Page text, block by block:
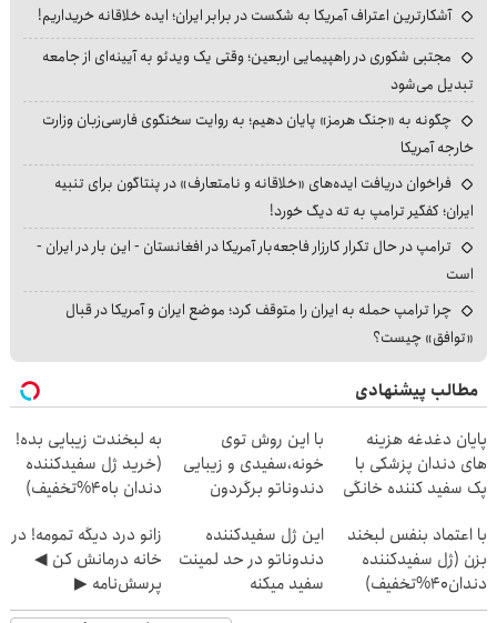
آشکارترین اعتراف آمریکا به شکست در برابر ایران؛ ایده خلاقانه خریداریم!
مجتبی شکوری در راهپیمایی اربعین؛ وقتی یک ویدئو به آیینه‌ای از جامعه
تبدیل می‌شود
چگونه به «جنگ هرمز» پایان دهیم؛ به روایت سخنگوی فارسی‌زبان وزارت
خارجه آمریکا
فراخوان دریافت ایده‌های «خلاقانه و نامتعارف» در پنتاگون برای تنبیه
ایران؛ کفگیر ترامپ به ته دیگ خورد!
ترامپ در حال تکرار کارزار فاجعه‌بار آمریکا در افغانستان - این بار در ایران -
است
چرا ترامپ حمله به ایران را متوقف کرد؛ موضع ایران و آمریکا در قبال
«توافق» چیست؟
مطالب پیشنهادی
پایان دغدغه هزینه
های دندان پزشکی با
پک سفید کننده خانگی
با این روش توی
خونه،سفیدی و زیبایی
دندوناتو برگردون
به لبخندت زیبایی بده!
(خرید ژل سفیدکننده
دندان با40%تخفیف)
با اعتماد بنفس لبخند
بزن (ژل سفیدکننده
دندان40%تخفیف)
این ژل سفیدکننده
دندوناتو در حد لمینت
سفید میکنه
(40%تخفیف)
زانو درد دیگه تمومه! در
خانه درمانش کن ◀
پرسش‌نامه ▶